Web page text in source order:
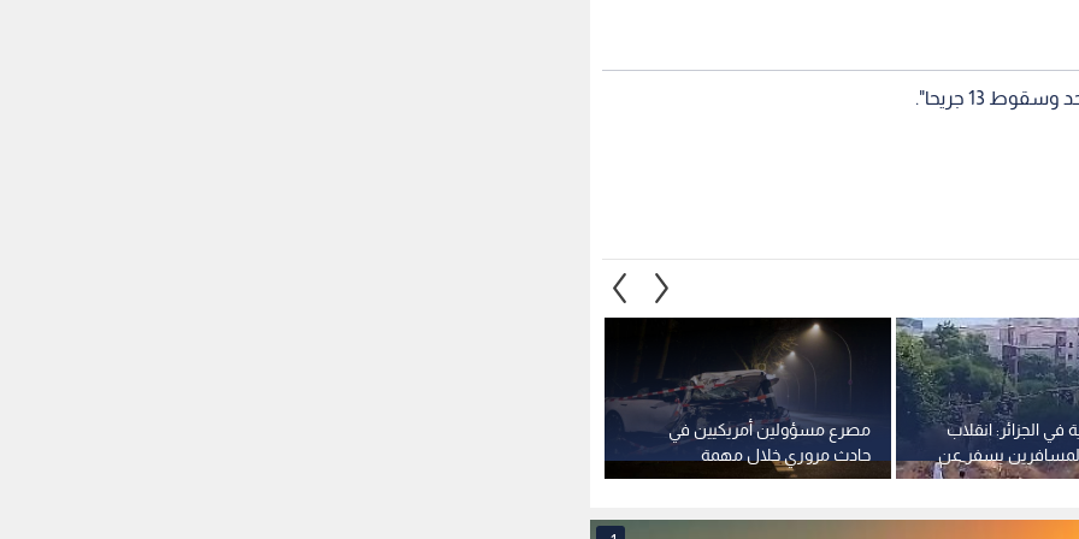
13 جريحا".
مصرع مسؤولين أمريكيين في
حادث مروري خلال مهمة
لمكافحة المخدرات في المكسيك
في الجزائر: انقلاب
يسفر عن